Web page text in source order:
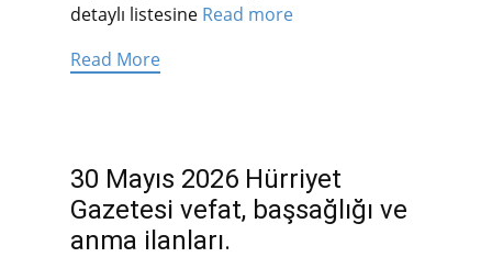
detaylı listesine Read more
Read More
30 Mayıs 2026 Hürriyet
Gazetesi vefat, başsağlığı ve
anma ilanları.